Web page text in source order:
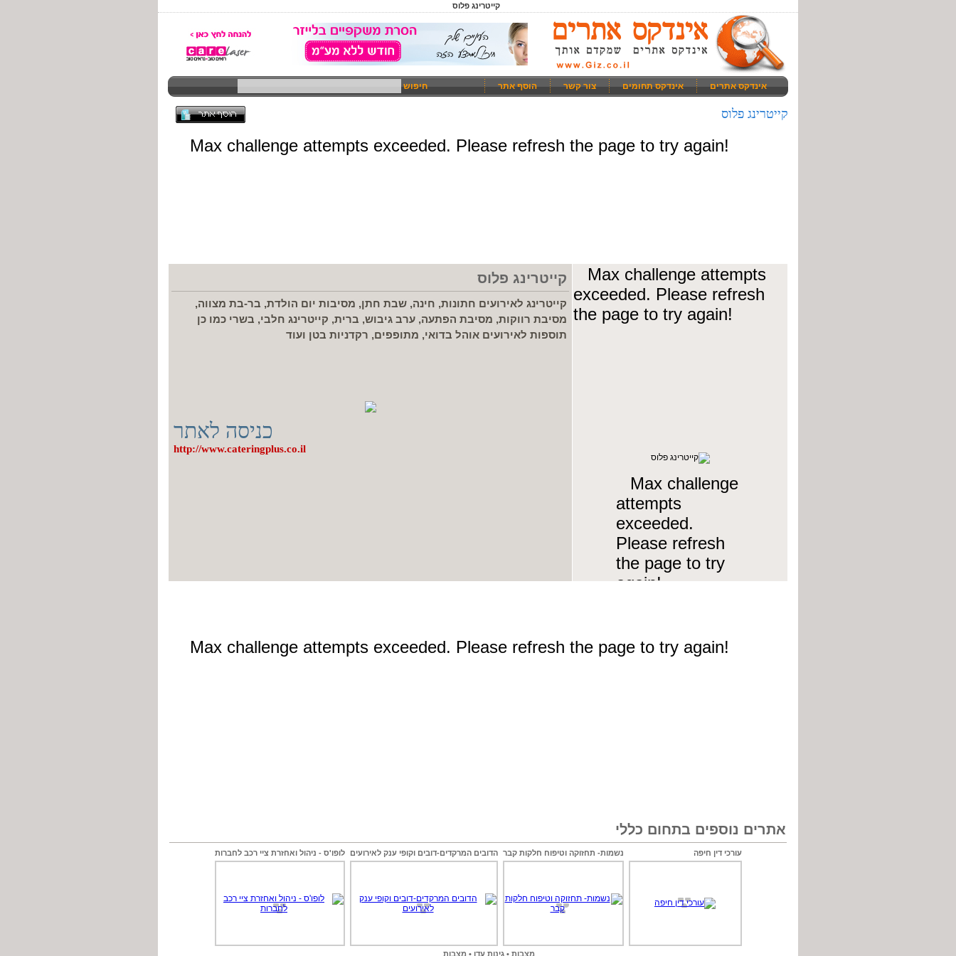
קייטרינג פלוס
אינדקס אתרים אינדקס תחומים צור קשר הוסף אתר חיפוש
קייטרינג פלוס
קייטרינג פלוס
קייטרינג לאירועים חתונות, חינה, שבת חתן, מסיבות יום הולדת, בר-בת מצווה,
מסיבת רווקות, מסיבת הפתעה, ערב גיבוש, ברית, קייטרינג חלבי, בשרי כמו כן
תוספות לאירועים אוהל בדואי, מתופפים, רקדניות בטן ועוד
כניסה לאתר
http://www.cateringplus.co.il
אתרים נוספים בתחום כללי
עורכי דין חיפה נשמות- תחזוקה וטיפוח חלקות קבר הדובים המרקדים-דובים וקופי ענק לאירועים לופו'ס - ניהול ואחזרת ציי רכב לחברות
מצבות • גינות עדן • מצבות